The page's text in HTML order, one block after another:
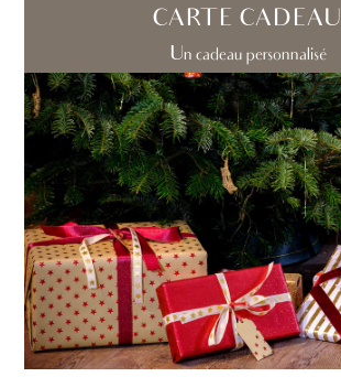
CARTE CADEAU
Un cadeau personnalisé